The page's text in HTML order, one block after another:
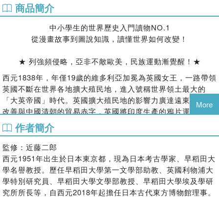
商品簡介
中小學生的世界歷史入門讀物NO.1
從漫畫故事到圖說知識，讀懂世界如何改變！
★ 列強頻侵略，亞非不敵歐美，民族運動漸覺醒！★
西元1838年，年僅19歲的維多利亞加冕為英國女王，一路帶領
英國不斷在世界各地擴大殖民地，進入號稱世界領土最大的
「大英帝國」時代。英國擴大殖民地的影響力廣達遠東，為了
改善與中國清朝的貿易赤字，英國將印度生產的鴉片運至中國
銷售，面對清朝林則徐的強硬取締，不惜以保護自由貿易為
名，在西元1840年掀起鴉片戰爭……
西元1849年，英國占領了錫克王國的領土，將印度大部分土地
交由英屬東印度公司直接管轄，或與各土邦簽訂軍事保護條
約，間接統治，印度全境因此在19世紀中葉完全成為英國的殖
民地。然而，英屬東印度公司的重稅導致印度社會荒廢，經濟
停滯不前，土邦對英國的統治也越來越不滿，西元1857年，
More
作者簡介
監修：近藤二郎
西元1951年出生於日本東京都，現為日本考古學家、早稻田大
學名譽教授。歷任早稻田大學第一文學部助教、英國利物浦大
學特別研究員、早稻田大學文學部教授、早稻田大學埃及學研
究所所長等，自西元2018年起擔任日本古代東方博物館理事。